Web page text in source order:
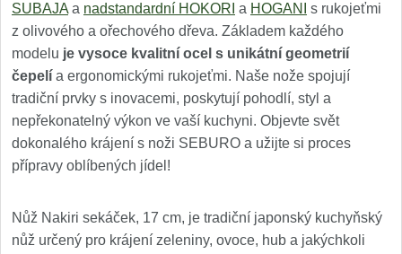
SUBAJA a nadstandardní HOKORI a HOGANI
s rukojeťmi
z olivového a ořechového dřeva. Základem každého
modelu je vysoce kvalitní ocel s unikátní geometrií
čepelí a ergonomickými rukojeťmi. Naše nože spojují
tradiční prvky s inovacemi, poskytují pohodlí, styl a
nepřekonatelný výkon ve vaší kuchyni. Objevte svět
dokonalého krájení s noži SEBURO a užijte si proces
přípravy oblíbených jídel!
Nůž Nakiri sekáček, 17 cm, je tradiční japonský kuchyňský
nůž určený pro krájení zeleniny, ovoce, hub a jakýchkoli